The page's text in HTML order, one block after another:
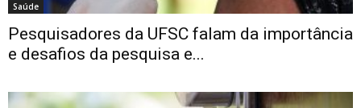
Saúde
Pesquisadores da UFSC falam da importância
e desafios da pesquisa e...